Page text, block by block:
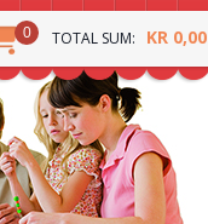
0 TOTAL SUM: KR 0,00